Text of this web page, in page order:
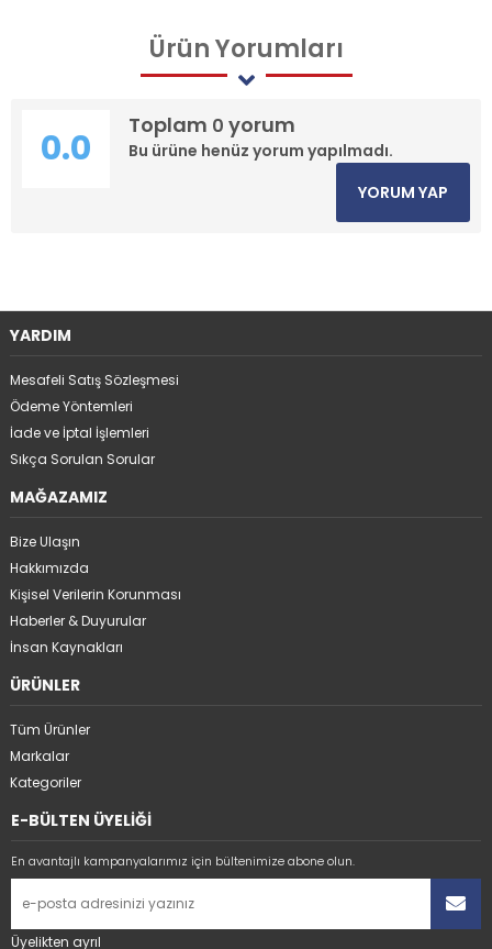
ÜrünYorumları
Toplam 0 yorum
Bu ürüne henüz yorum yapılmadı.
0.0
YORUM YAP
YARDIM
Mesafeli Satış Sözleşmesi
Ödeme Yöntemleri
İade ve İptal İşlemleri
Sıkça Sorulan Sorular
MAĞAZAMIZ
Bize Ulaşın
Hakkımızda
Kişisel Verilerin Korunması
Haberler & Duyurular
İnsan Kaynakları
ÜRÜNLER
Tüm Ürünler
Markalar
Kategoriler
E-BÜLTEN ÜYELİĞİ
En avantajlı kampanyalarımız için bültenimize abone olun.
Üyelikten ayrıl